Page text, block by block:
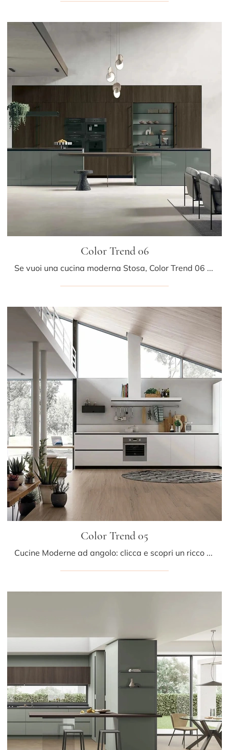
Color Trend 06
Se vuoi una cucina moderna Stosa, Color Trend 06 in legno ti aspetta nel nostro negozio di Cucine Moderne con isola.
Color Trend 05
Cucine Moderne ad angolo: clicca e scopri un ricco catalogo di soluzioni della firma Stosa, tra cui il modello Color Trend 05.